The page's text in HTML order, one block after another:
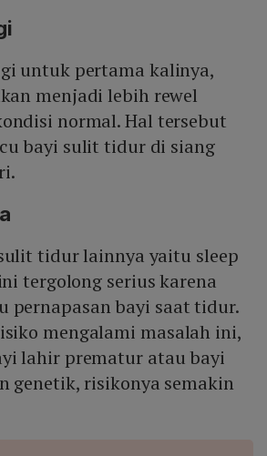
untuk pertama kalinya,
menjadi lebih rewel
normal. Hal tersebut
bayi sulit tidur di siang
tidur lainnya yaitu sleep
tergolong serius karena
pernapasan bayi saat tidur.
mengalami masalah ini,
lahir prematur atau bayi
genetik, risikonya semakin